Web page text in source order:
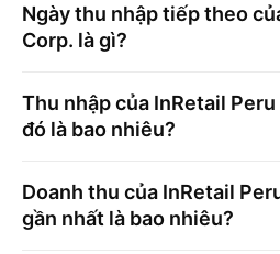
Ngày thu nhập tiếp theo
Corp. là gì?
Thu nhập của InRetail Peru
đó là bao nhiêu?
Doanh thu của InRetail
gần nhất là bao nhiêu?